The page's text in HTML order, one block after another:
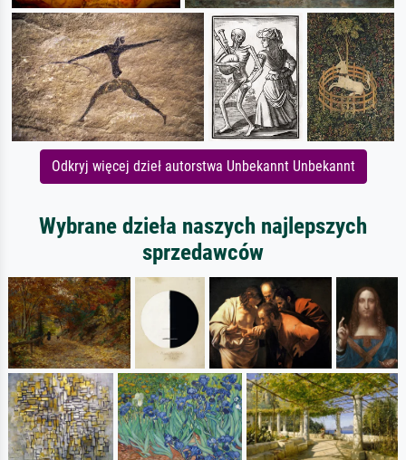
Odkryj więcej dzieł autorstwa Unbekannt Unbekannt
Wybrane dzieła naszych najlepszych
sprzedawców